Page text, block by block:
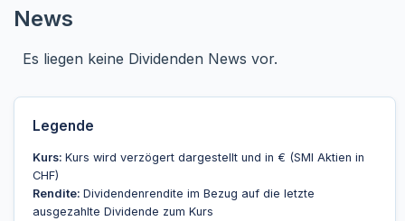
News
Es liegen keine Dividenden News vor.
Legende
Kurs: Kurs wird verzögert dargestellt und in € (SMI Aktien in
CHF)
Rendite: Dividendenrendite im Bezug auf die letzte
ausgezahlte Dividende zum Kurs